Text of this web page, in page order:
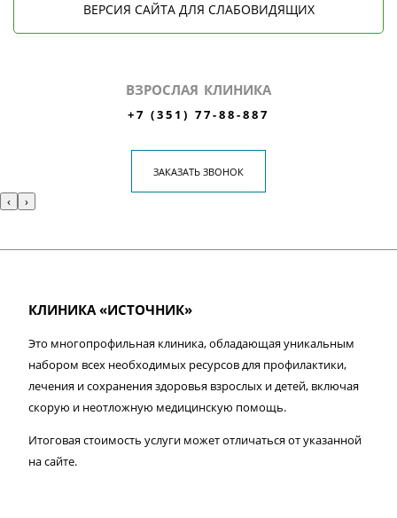
ВЕРСИЯ САЙТА ДЛЯ СЛАБОВИДЯЩИХ
ВЗРОСЛАЯ КЛИНИКА
+7 (351) 77-88-887
ЗАКАЗАТЬ ЗВОНОК
‹ ›
КЛИНИКА «ИСТОЧНИК»
Это многопрофильная клиника, обладающая уникальным
набором всех необходимых ресурсов для профилактики,
лечения и сохранения здоровья взрослых и детей, включая
скорую и неотложную медицинскую помощь.
Итоговая стоимость услуги может отличаться от указанной
на сайте.